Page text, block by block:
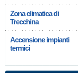
Zona climatica di
Trecchina
Accensione impianti
termici